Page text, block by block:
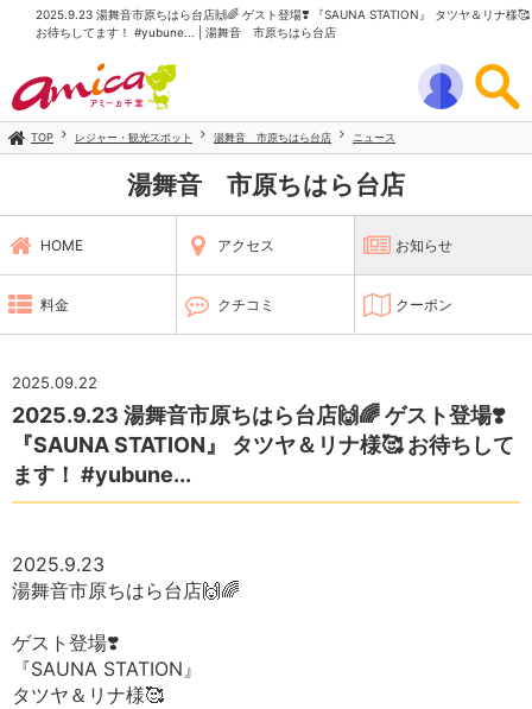
2025.9.23 湯舞音市原ちはら台店🙌🌈 ゲスト登場❣️ 『SAUNA STATION』 タツヤ＆リナ様🥰
お待ちしてます！ #yubune... | 湯舞音 市原ちはら台店
TOP レジャー・観光スポット 湯舞音 市原ちはら台店 ニュース
湯舞音 市原ちはら台店
HOME アクセス お知らせ
料金 クチコミ クーポン
2025.09.22
2025.9.23 湯舞音市原ちはら台店🙌🌈 ゲスト登場❣️
『SAUNA STATION』 タツヤ＆リナ様🥰 お待ちして
ます！ #yubune...
2025.9.23
湯舞音市原ちはら台店🙌🌈
ゲスト登場❣️
『SAUNA STATION』
タツヤ＆リナ様🥰